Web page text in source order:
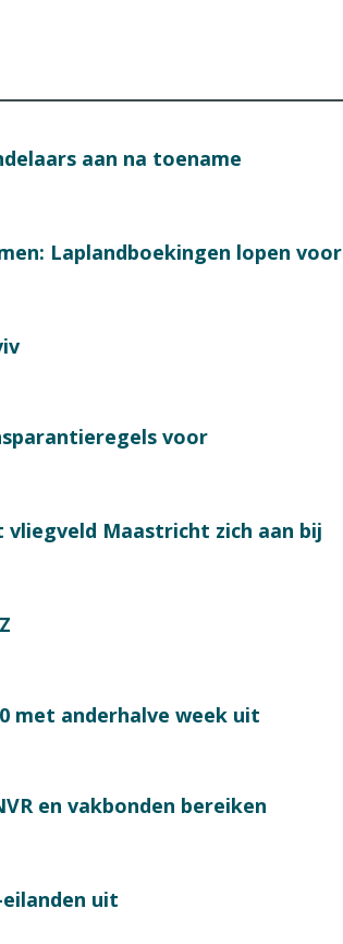
aan na toename
Laplandboekingen lopen voor
voor
Maastricht zich aan bij
met anderhalve week uit
en vakbonden bereiken
uit